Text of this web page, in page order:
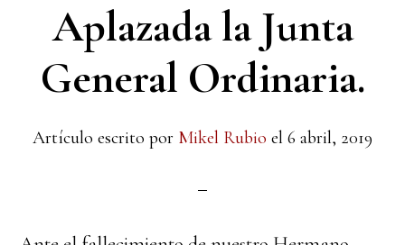
Aplazada la Junta
General Ordinaria.
Artículo escrito por Mikel Rubio el 6 abril, 2019